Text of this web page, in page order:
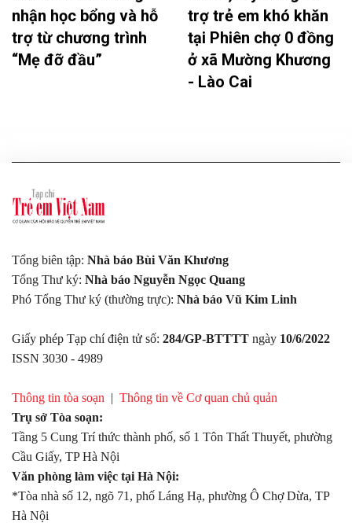
nhận học bổng và hỗ
trợ từ chương trình
“Mẹ đỡ đầu”
trợ trẻ em khó khăn
tại Phiên chợ 0 đồng
ở xã Mường Khương
- Lào Cai
Tổng biên tập: Nhà báo Bùi Văn Khương
Tổng Thư ký: Nhà báo Nguyễn Ngọc Quang
Phó Tổng Thư ký (thường trực): Nhà báo Vũ Kim Linh
Giấy phép Tạp chí điện tử số: 284/GP-BTTTT ngày 10/6/2022
ISSN 3030 - 4989
Thông tin tòa soạn | Thông tin về Cơ quan chủ quản
Trụ sở Tòa soạn:
Tầng 5 Cung Trí thức thành phố, số 1 Tôn Thất Thuyết, phường
Cầu Giấy, TP Hà Nội
Văn phòng làm việc tại Hà Nội:
*Tòa nhà số 12, ngõ 71, phố Láng Hạ, phường Ô Chợ Dừa, TP
Hà Nội